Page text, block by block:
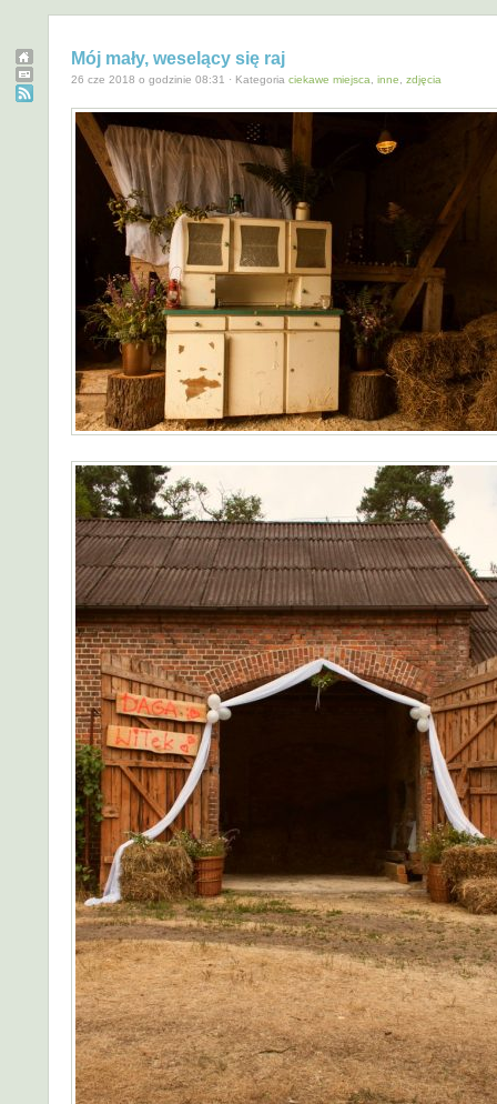
Mój mały, weselący się raj
26 cze 2018 o godzinie 08:31 · Kategoria ciekawe miejsca inne zdjęcia